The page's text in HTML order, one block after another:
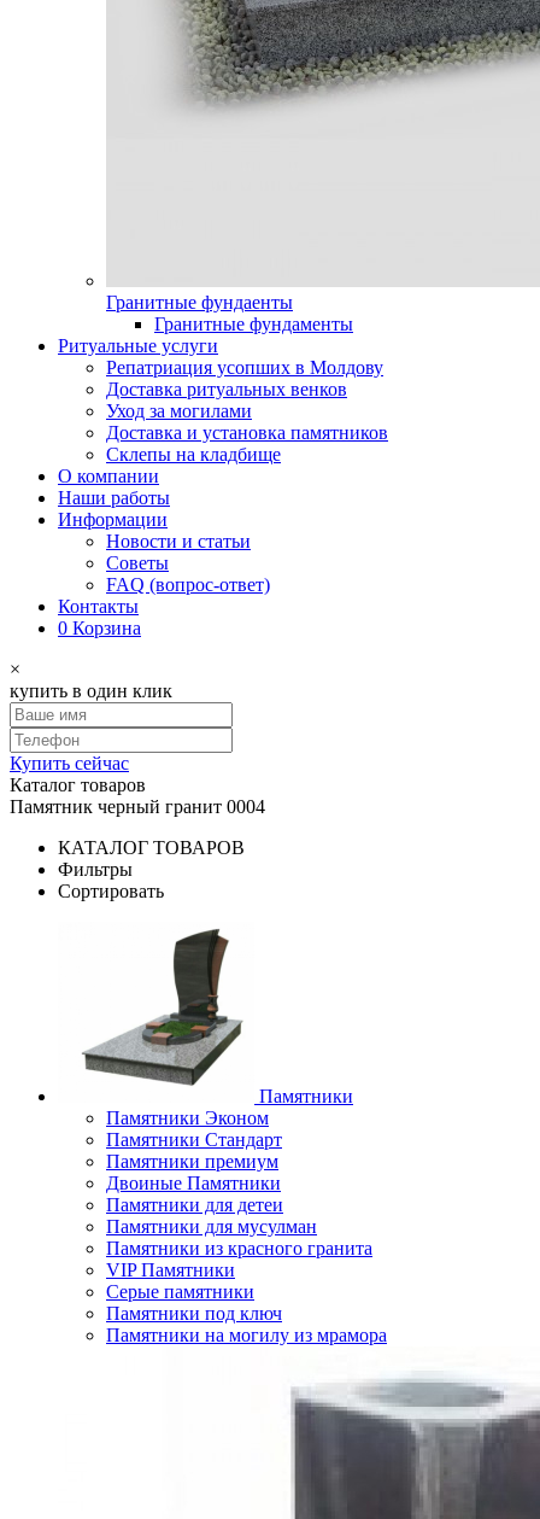
Гранитные фундаенты
Гранитные фундаменты
Ритуальные услуги
Репатриация усопших в Молдову
Доставка ритуальных венков
Уход за могилами
Доставка и установка памятников
Склепы на кладбище
О компании
Наши работы
Информации
Новости и статьи
Советы
FAQ (вопрос-ответ)
Контакты
0 Корзина
×
купить в один клик
Купить сейчас
Каталог товаров
Памятник черный гранит 0004
КАТАЛОГ ТОВАРОВ
Фильтры
Сортировать
Памятники
Памятники Эконом
Памятники Стандарт
Памятники премиум
Двоиные Памятники
Памятники для детеи
Памятники для мусулман
Памятники из красного гранита
VIP Памятники
Серые памятники
Памятники под ключ
Памятники на могилу из мрамора